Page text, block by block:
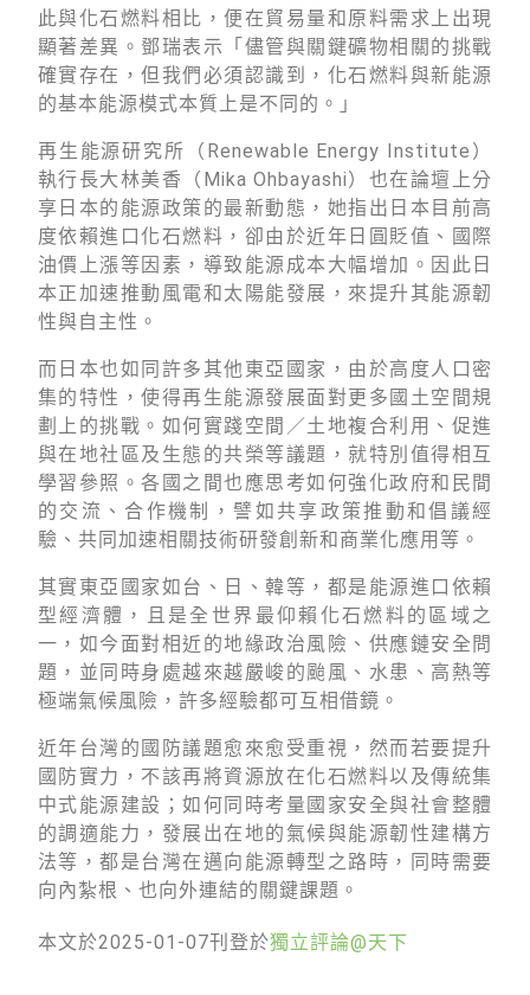
此與化石燃料相比，便在貿易量和原料需求上出現
顯著差異。鄧瑞表示「儘管與關鍵礦物相關的挑戰
確實存在，但我們必須認識到，化石燃料與新能源
的基本能源模式本質上是不同的。」
再生能源研究所（Renewable Energy Institute）
執行長大林美香（Mika Ohbayashi）也在論壇上分
享日本的能源政策的最新動態，她指出日本目前高
度依賴進口化石燃料，卻由於近年日圓貶值、國際
油價上漲等因素，導致能源成本大幅增加。因此日
本正加速推動風電和太陽能發展，來提升其能源韌
性與自主性。
而日本也如同許多其他東亞國家，由於高度人口密
集的特性，使得再生能源發展面對更多國土空間規
劃上的挑戰。如何實踐空間／土地複合利用、促進
與在地社區及生態的共榮等議題，就特別值得相互
學習參照。各國之間也應思考如何強化政府和民間
的交流、合作機制，譬如共享政策推動和倡議經
驗、共同加速相關技術研發創新和商業化應用等。
其實東亞國家如台、日、韓等，都是能源進口依賴
型經濟體，且是全世界最仰賴化石燃料的區域之
一，如今面對相近的地緣政治風險、供應鏈安全問
題，並同時身處越來越嚴峻的颱風、水患、高熱等
極端氣候風險，許多經驗都可互相借鏡。
近年台灣的國防議題愈來愈受重視，然而若要提升
國防實力，不該再將資源放在化石燃料以及傳統集
中式能源建設；如何同時考量國家安全與社會整體
的調適能力，發展出在地的氣候與能源韌性建構方
法等，都是台灣在邁向能源轉型之路時，同時需要
向內紮根、也向外連結的關鍵課題。
本文於2025-01-07刊登於獨立評論@天下